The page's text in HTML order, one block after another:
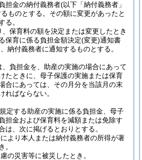
担金の納付義務者(以下「納付義務者」
ものとする。 その額に変更があったと
る。
保育料の額を決定または変更したとき
保育に係る負担金額決定(変更)通知書
納付義務者に通知するものとする。
、負担金を、助産の実施の場合にあって
たときに、母子保護の実施または保育
合にあっては、その月分を当該月の末
ればならない。
定する助産の実施に係る負担金、母子
担金および保育料を減額または免除す
は、次に掲げるとおりとする。
より本人または納付義務者の所得が著
。
の災害等に被災したとき。